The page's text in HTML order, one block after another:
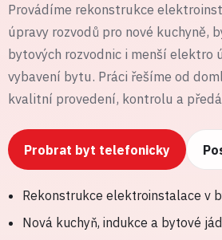
Provádíme rekonstrukce
úpravy rozvodů pro nové kuchyně,
bytových rozvodnic i menší elektro
vybavení bytu. Práci řešíme od
kvalitní provedení, kontrolu a
Probrat byt telefonicky
Rekonstrukce elektroinstalace v
Nová kuchyň, indukce a bytové